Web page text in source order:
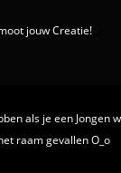
jouw Creatie!
als je een Jongen
raam gevallen O_o